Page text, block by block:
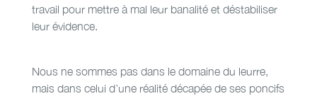
travail pour mettre à mal leur banalité et déstabiliser
leur évidence.
Nous ne sommes pas dans le domaine du leurre,
mais dans celui d’une réalité décapée de ses poncifs